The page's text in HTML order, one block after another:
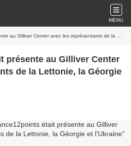
MENU
Center avec les représentants de la Lettonie, la Géorgie et l'Ukraine
présente au Gilliver Center
de la Lettonie, la Géorgie